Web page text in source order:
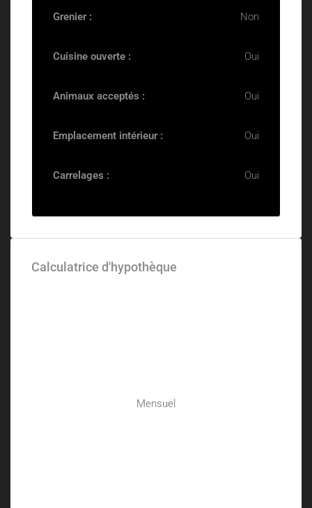
Grenier : Non
Cuisine ouverte : Oui
Animaux acceptés : Oui
Emplacement intérieur : Oui
Carrelages : Oui
Calculatrice d'hypothèque
Mensuel